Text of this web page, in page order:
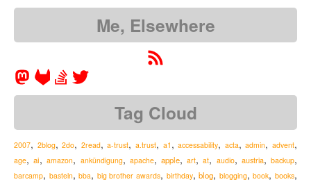
Me, Elsewhere
Tag Cloud
2007, 2blog,2do, 2read,a-trust,a.trust, a1 ,accessability, acta,admin,advent,
age,ai,amazon, ankündigung, apache,apple,art,at, audio, austria,backup,
barcamp, basteln,bba, big brother awards, birthday,blog, blogging,book,books,